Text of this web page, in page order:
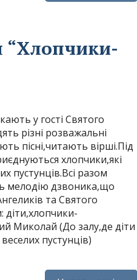
“Хлопчики-
у гості Святого
різні розважальні
пісні,читають вірші.Під
хлопчики,які
пустунців.Всі разом
мелодію дзвоника,що
та Святого
діти,хлопчики-
Миколай (До залу,де діти
пустунців)